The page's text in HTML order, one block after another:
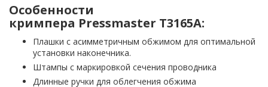
Особенности
кримпера Pressmaster T3165A:
Плашки с асимметричным обжимом для оптимальной
установки наконечника.
Штампы с маркировкой сечения проводника
Длинные ручки для облегчения обжима